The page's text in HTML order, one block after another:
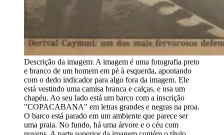
Descrição da imagem: A imagem é uma fotografia preto
e branco de um homem em pé à esquerda, apontando
com o dedo indicador para algo fora da imagem. Ele
está vestindo uma camisa branca e calças, e usa um
chapéu. Ao seu lado está um barco com a inscrição
"COPACABANA" em letras grandes e negras na proa.
O barco está parado em um ambiente que parece ser
uma praia. No fundo, há uma árvore e o céu com